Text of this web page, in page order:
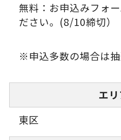
無料：お申込みフォ
ださい。(8/10締切）
※申込多数の場合は抽
エ
東区